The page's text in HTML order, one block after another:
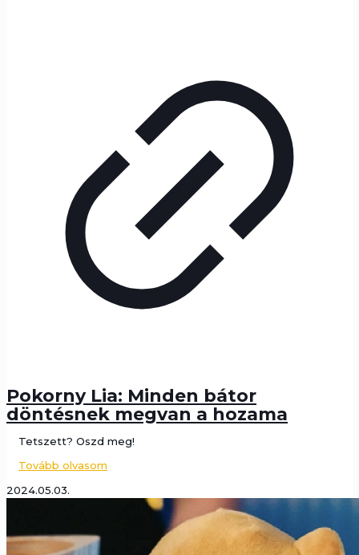
Pokorny Lia: Minden bátor
döntésnek megvan a hozama
Tetszett? Oszd meg!
Tovább olvasom
2024.05.03.